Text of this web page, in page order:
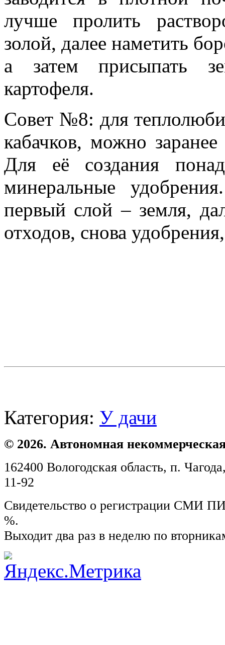
лучше пролить
золой, далее наметить
а затем присыпать
картофеля.
Совет №8: для
кабачков, можно
Для её создания
минеральные
первый слой – земля,
отходов, снова
Категория: У дачи
© 2026. Автономная
162400 Вологодская область, п.
11-92
Свидетельство о регистрации СМИ
%.
Выходит два раз в неделю по